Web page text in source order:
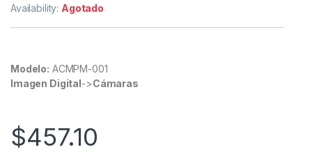
Availability: Agotado
Modelo: ACMPM-001
Imagen Digital->Cámaras
$457.10